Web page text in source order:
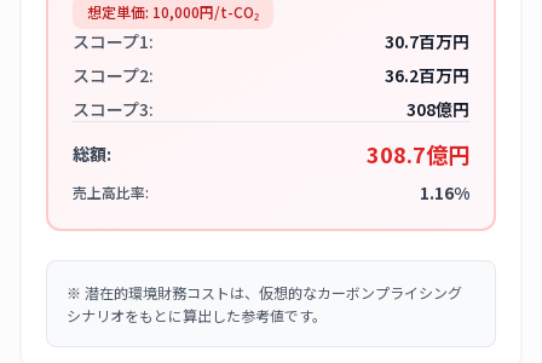
想定単価: 10,000円/t-CO₂
スコープ1:
30.7百万円
スコープ2:
36.2百万円
スコープ3:
308億円
総額:
308.7億円
売上高比率: 1.16%
※ 潜在的環境財務コストは、仮想的なカーボンプライシング
シナリオをもとに算出した参考値です。